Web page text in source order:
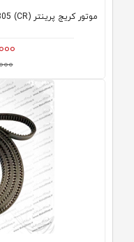
موتور کریج پرینتر (CR) Epson L805